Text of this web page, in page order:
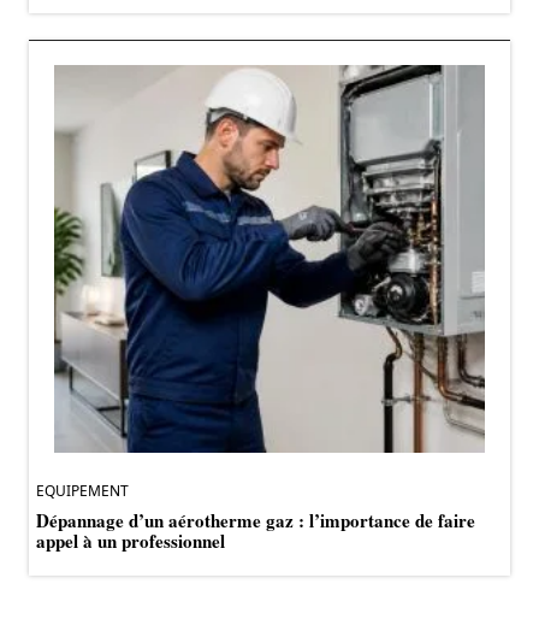
EQUIPEMENT
Dépannage d’un aérotherme gaz : l’importance de faire
appel à un professionnel